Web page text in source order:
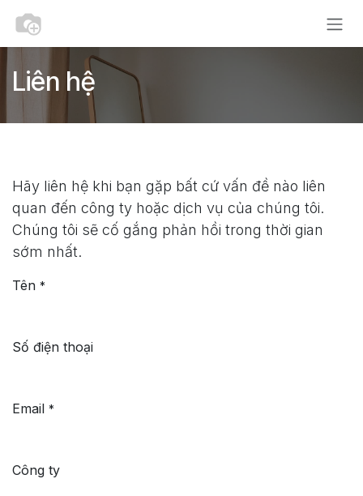
Liên hệ
Hãy liên hệ khi bạn gặp bất cứ vấn đề nào liên
quan đến công ty hoặc dịch vụ của chúng tôi.
Chúng tôi sẽ cố gắng phản hồi trong thời gian
sớm nhất.
Tên *
Số điện thoại
Email *
Công ty